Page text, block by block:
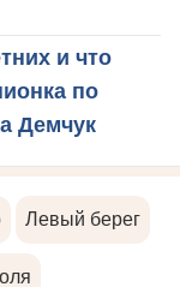
и что
по
Демчук
Левый берег